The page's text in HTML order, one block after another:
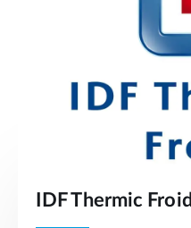
IDF Thermic Froid